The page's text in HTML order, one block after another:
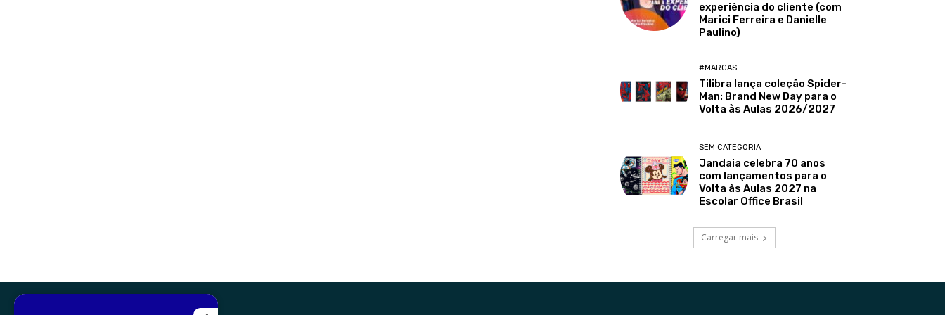
experiência do cliente (com
Marici Ferreira e Danielle
Paulino)
#MARCAS
Tilibra lança coleção Spider-
Man: Brand New Day para o
Volta às Aulas 2026/2027
SEM CATEGORIA
Jandaia celebra 70 anos
com lançamentos para o
Volta às Aulas 2027 na
Escolar Office Brasil
Carregar mais